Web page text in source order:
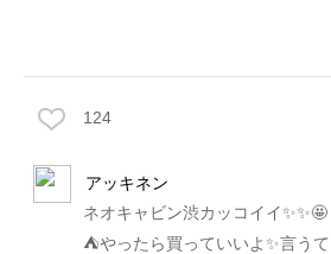
124
アッキネン
ネオキャビン渋カッコイイ
⛺️やったら買っていいよ✨言う